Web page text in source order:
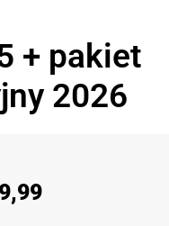
+ pakiet
2026